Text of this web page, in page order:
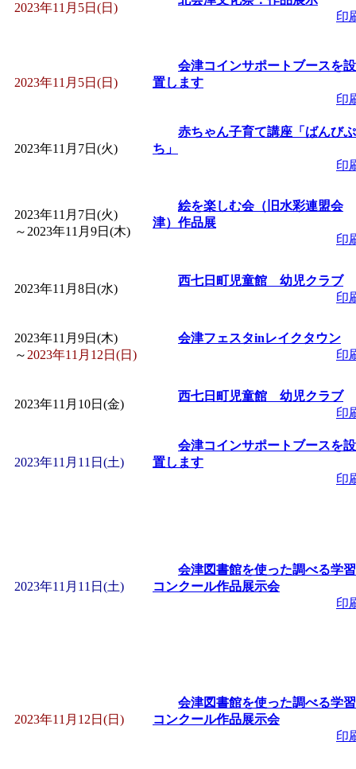
2023年11月5日(日)
印
2023年11月5日(日)
会津コインサポートブースを設
置します
印
2023年11月7日(火)
赤ちゃん子育て講座「ばんびぷ
ち」
印
2023年11月7日(火)
～ 2023年11月9日(木)
絵を楽しむ会（旧水彩連盟会
津）作品展
印
2023年11月8日(水)
西七日町児童館 幼児クラブ
印
2023年11月9日(木)
～ 2023年11月12日(日)
会津フェスタinレイクタウン
印
2023年11月10日(金)
西七日町児童館 幼児クラブ
印
2023年11月11日(土)
会津コインサポートブースを設
置します
印
2023年11月11日(土)
会津図書館を使った調べる学習
コンクール作品展示会
印
2023年11月12日(日)
会津図書館を使った調べる学習
コンクール作品展示会
印